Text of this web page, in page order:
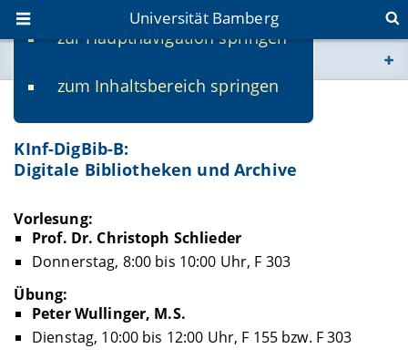
zur Hauptnavigation springen
zum Inhaltsbereich springen
Universität Bamberg
www.uni-bamberg.de
univis.uni-bamberg.de
Prof. Dr. Christoph Schlieder
KInf-DigBib-B:
Digitale Bibliotheken und Archive
Vorlesung:
Prof. Dr. Christoph Schlieder
Donnerstag, 8:00 bis 10:00 Uhr, F 303
Übung:
Peter Wullinger, M.S.
Dienstag, 10:00 bis 12:00 Uhr, F 155 bzw. F 303